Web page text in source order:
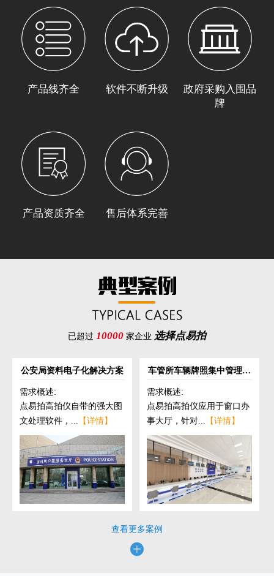
产品线齐全 软件不断升级
政府采购入围品
牌
产品资质齐全 售后体系完善
已超过 10000 家企业 选择点易拍
公安局资料电子化解决方案
需求概述:
点易拍高拍仪自带的强大图
文处理软件，... 【详情】
车管所车辆牌照集中管理解
需求概述:
点易拍高拍仪应用于窗口办
事大厅，针对... 【详情】
查看更多案例